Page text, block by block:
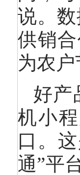
说。
供销
为农
好产
机小
口。
通”平